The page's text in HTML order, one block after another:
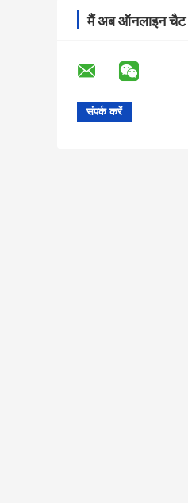
मैं अब ऑनलाइन चैट